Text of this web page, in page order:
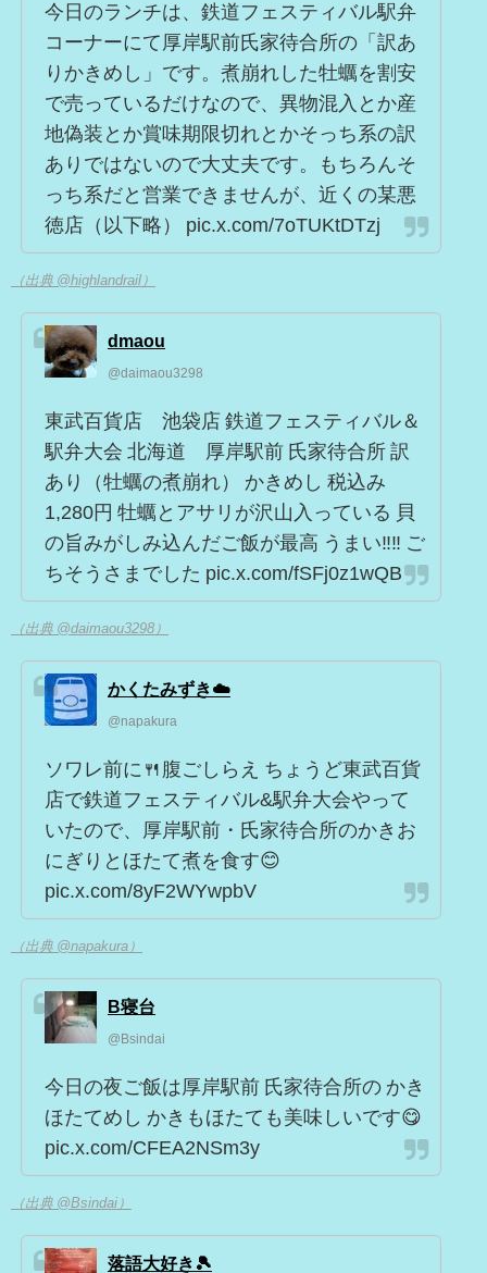
今日のランチは、鉄道フェスティバル駅弁
コーナーにて厚岸駅前氏家待合所の「訳あ
りかきめし」です。煮崩れした牡蠣を割安
で売っているだけなので、異物混入とか産
地偽装とか賞味期限切れとかそっち系の訳
ありではないので大丈夫です。もちろんそ
っち系だと営業できませんが、近くの某悪
徳店（以下略） pic.x.com/7oTUKtDTzj
（出典 @highlandrail）
dmaou
@daimaou3298
東武百貨店 池袋店 鉄道フェスティバル＆
駅弁大会 北海道 厚岸駅前 氏家待合所 訳
あり（牡蠣の煮崩れ） かきめし 税込み
1,280円 牡蠣とアサリが沢山入っている 貝
の旨みがしみ込んだご飯が最高 うまい‼️‼️ ご
ちそうさまでした pic.x.com/fSFj0z1wQB
（出典 @daimaou3298）
かくたみずき☁️
@napakura
ソワレ前に🍴腹ごしらえ ちょうど東武百貨
店で鉄道フェスティバル&駅弁大会やって
いたので、厚岸駅前・氏家待合所のかきお
にぎりとほたて煮を食す😊
pic.x.com/8yF2WYwpbV
（出典 @napakura）
B寝台
@Bsindai
今日の夜ご飯は厚岸駅前 氏家待合所の かき
ほたてめし かきもほたても美味しいです😋
pic.x.com/CFEA2NSm3y
（出典 @Bsindai）
落語大好き🎾